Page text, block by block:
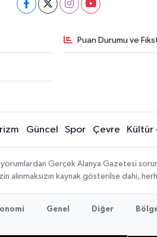
Puan Durumu ve
Güncel Spor Çevre Kültür
Gerçek Alanya Gazetesi
alınmaksızın kaynak gösterilse dahi,
Genel Diğer